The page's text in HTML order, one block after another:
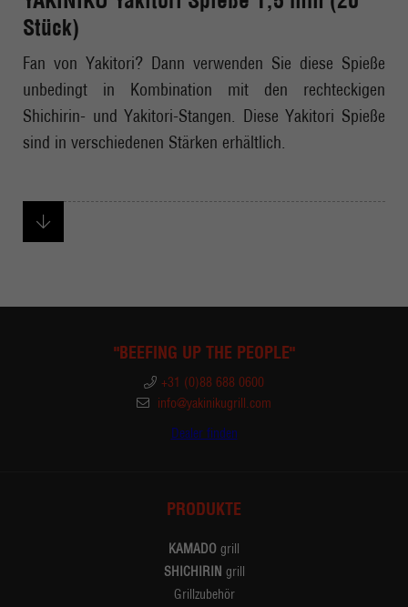
Stück)
Fan von Yakitori? Dann verwenden Sie diese Spieße
unbedingt in Kombination mit den rechteckigen
Shichirin- und Yakitori-Stangen. Diese Yakitori Spieße
sind in verschiedenen Stärken erhältlich.
"BEEFING UP THE PEOPLE"
+31 (0)88 688 0600
info@yakinikugrill.com
Dealer finden
PRODUKTE
KAMADO grill
SHICHIRIN grill
Grillzubehör